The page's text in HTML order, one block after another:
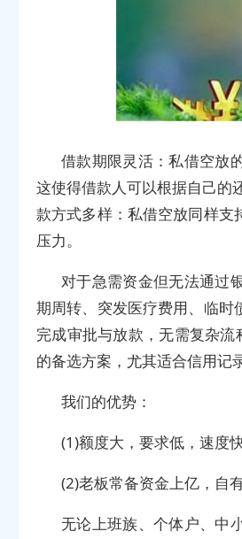
借款期限灵活：私借空放
这使得借款人可以根据自己的
款方式多样：私借空放同样支
压力。
对于急需资金但无法通过
期周转、突发医疗费用、临时
完成审批与放款，无需复杂流
的备选方案，尤其适合信用记
我们的优势：
(1)额度大，要求低，速度
(2)老板常备资金上亿，自
无论上班族、个体户、中